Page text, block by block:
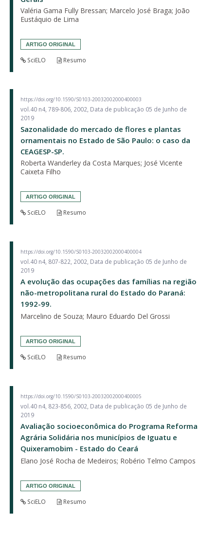
Valéria Gama Fully Bressan; Marcelo José Braga; João
Eustáquio de Lima
ARTIGO ORIGINAL
SciELO Resumo
https://doi.org/10.1590/S0103-20032002000400003
vol.40 n4, 789-806, 2002, Data de publicação 05 de Junho de
2019
Sazonalidade do mercado de flores e plantas
ornamentais no Estado de São Paulo: o caso da
CEAGESP-SP.
Roberta Wanderley da Costa Marques; José Vicente
Caixeta Filho
ARTIGO ORIGINAL
SciELO Resumo
https://doi.org/10.1590/S0103-20032002000400004
vol.40 n4, 807-822, 2002, Data de publicação 05 de Junho de
2019
A evolução das ocupações das famílias na região
não-metropolitana rural do Estado do Paraná:
1992-99.
Marcelino de Souza; Mauro Eduardo Del Grossi
ARTIGO ORIGINAL
SciELO Resumo
https://doi.org/10.1590/S0103-20032002000400005
vol.40 n4, 823-856, 2002, Data de publicação 05 de Junho de
2019
Avaliação socioeconômica do Programa Reforma
Agrária Solidária nos municípios de Iguatu e
Quixeramobim - Estado do Ceará
Elano José Rocha de Medeiros; Robério Telmo Campos
ARTIGO ORIGINAL
SciELO Resumo